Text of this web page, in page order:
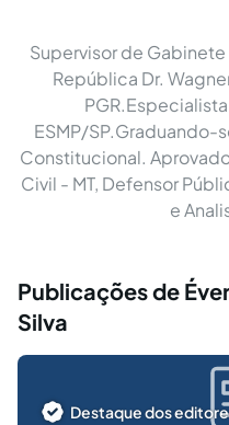
Supervisor de
República Dr.
ESMP/SP.Graduando-
Constitucional.
Civil - MT, Defensor
e
Publicações de
Silva
Destaque dos